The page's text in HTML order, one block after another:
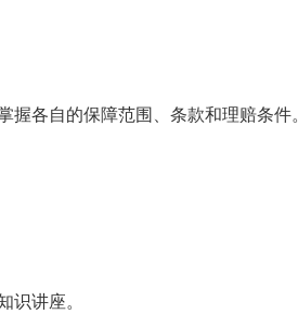
各自的保障范围、条款和理赔条件。
讲座。